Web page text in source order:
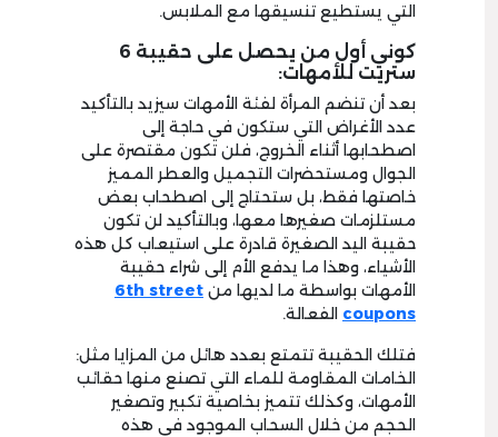
التي يستطيع تنسيقها مع الملابس.
كوني أول من يحصل على حقيبة 6
ستريت للأمهات:
بعد أن تنضم المرأة لفئة الأمهات سيزيد بالتأكيد
عدد الأغراض التي ستكون في حاجة إلى
اصطحابها أثناء الخروج، فلن تكون مقتصرة على
الجوال ومستحضرات التجميل والعطر المميز
خاصتها فقط، بل ستحتاج إلى اصطحاب بعض
مستلزمات صغيرها معها، وبالتأكيد لن تكون
حقيبة اليد الصغيرة قادرة على استيعاب كل هذه
الأشياء، وهذا ما يدفع الأم إلى شراء حقيبة
الأمهات بواسطة ما لديها من 6th street
coupons الفعالة.
فتلك الحقيبة تتمتع بعدد هائل من المزايا مثل:
الخامات المقاومة للماء التي تصنع منها حقائب
الأمهات، وكذلك تتميز بخاصية تكبير وتصغير
الحجم من خلال السحاب الموجود في هذه